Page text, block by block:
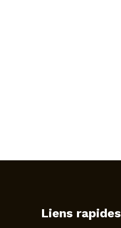
Liens rapides